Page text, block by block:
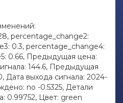
percentage_change2:
0.3, percentage_change4:
0.66, Предыдущая цена:
144.6, Предыдущая
Дата выхода сигнала: 2024-
no -0.5325, Детали
0.99752, Цвет: green